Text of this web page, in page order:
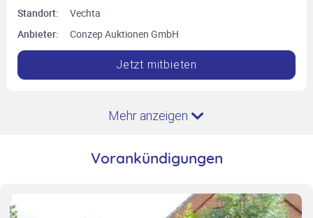
Standort:
Vechta
Anbieter:
Conzep Auktionen GmbH
Jetzt mitbieten
Mehr anzeigen
Vorankündigungen